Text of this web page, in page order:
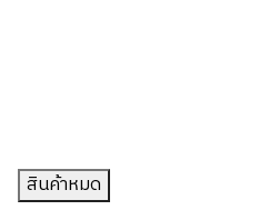
สินค้าหมด